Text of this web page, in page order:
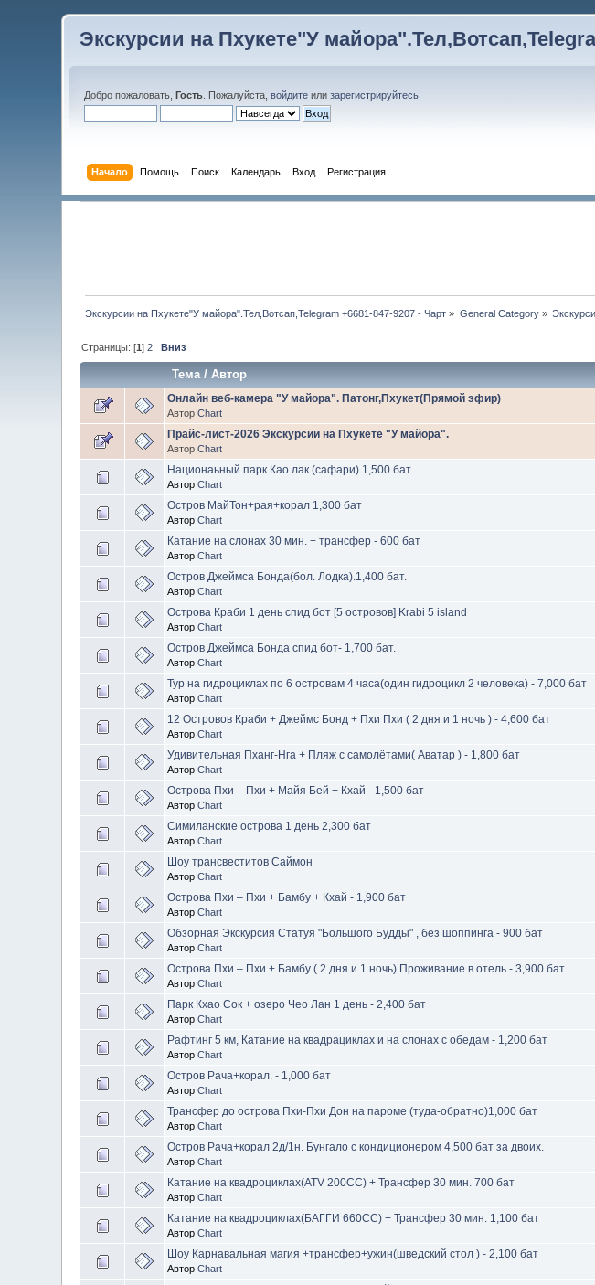
Экскурсии на Пхукете"У
Добро пожаловать,Гость . Пожалуйста,войдите илизарегистрируйтесь
Начало Помощь Поиск Календарь Вход Регистрация
Экскурсии на Пхукете"У майора".Тел,Вотсап,Telegram +6681-847-9207 - Чарт » General Category»
Страницы: [1]2 Вниз
Тема/Автор
Онлайн веб-камера "У майора". Патонг,Пхукет(Прямой эфир)
АвторChart
Прайс-лист-2026 Экскурсии на Пхукете "У майора".
АвторChart
Национаьный парк Као лак (сафари) 1,500 бат
АвторChart
Остров МайТон+рая+корал 1,300 бат
АвторChart
Катание на слонах 30 мин. + трансфер - 600 бат
АвторChart
Остров Джеймса Бонда(бол. Лодка).1,400 бат.
АвторChart
Острова Краби 1 день спид бот [5 островов] Krabi 5 island
АвторChart
Остров Джеймса Бонда спид бот- 1,700 бат.
АвторChart
Тур на гидроциклах по 6 островам 4 часа(один гидроцикл 2 человека) - 7,000 бат
АвторChart
12 Островов Краби + Джеймс Бонд + Пхи Пхи ( 2 дня и 1 ночь ) - 4,600 бат
АвторChart
Удивительная Пханг-Нга + Пляж с самолётами( Аватар ) - 1,800 бат
АвторChart
Острова Пхи – Пхи + Майя Бей + Кхай - 1,500 бат
АвторChart
Симиланские острова 1 день 2,300 бат
АвторChart
Шоу трансвеститов Саймон
АвторChart
Острова Пхи – Пхи + Бамбу + Кхай - 1,900 бат
АвторChart
Обзорная Экскурсия Статуя "Большого Будды" , без шоппинга - 900 бат
АвторChart
Острова Пхи – Пхи + Бамбу ( 2 дня и 1 ночь) Проживание в отель - 3,900 бат
АвторChart
Парк Кхао Сок + озеро Чео Лан 1 день - 2,400 бат
АвторChart
Рафтинг 5 км, Катание на квадрациклах и на слонах с обедам - 1,200 бат
АвторChart
Остров Рача+корал. - 1,000 бат
АвторChart
Трансфер до острова Пхи-Пхи Дон на пароме (туда-обратно)1,000 бат
АвторChart
Остров Рача+корал 2д/1н. Бунгало с кондиционером 4,500 бат за двоих.
АвторChart
Катание на квадроциклах(ATV 200CC) + Трансфер 30 мин. 700 бат
АвторChart
Катание на квадроциклах(БАГГИ 660CC) + Трансфер 30 мин. 1,100 бат
АвторChart
Шоу Карнавальная магия +трансфер+ужин(шведский стол ) - 2,100 бат
АвторChart